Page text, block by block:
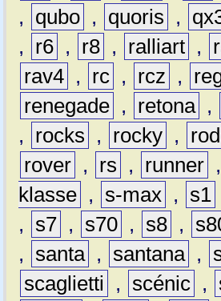
,
qubo , quoris ,
,
r6 , r8 , ralliart ,
rav4 , rc , rcz ,
renegade , retona ,
,
rocks , rocky ,
rover , rs , runner ,
klasse , s-max , s1
,
s7 , s70 , s8 ,
,
santa , santana ,
scaglietti
, scénic ,